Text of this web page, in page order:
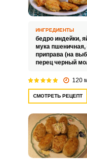
ИНГРЕДИЕНТЫ
бедро индейки,
мука пшеничная,
приправа (на
перец черный
120
СМОТРЕТЬ РЕЦЕПТ